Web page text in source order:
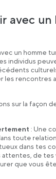
avec un
un homme
individus
les rencontres
sur la façon
: Une
toute
dans tes
de tes
que vous